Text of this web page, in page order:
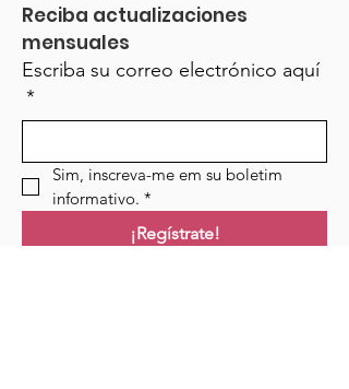
Reciba actualizaciones
mensuales
Escriba su correo electrónico aquí
*
Sim, inscreva-me em su boletim
informativo. *
¡Regístrate!